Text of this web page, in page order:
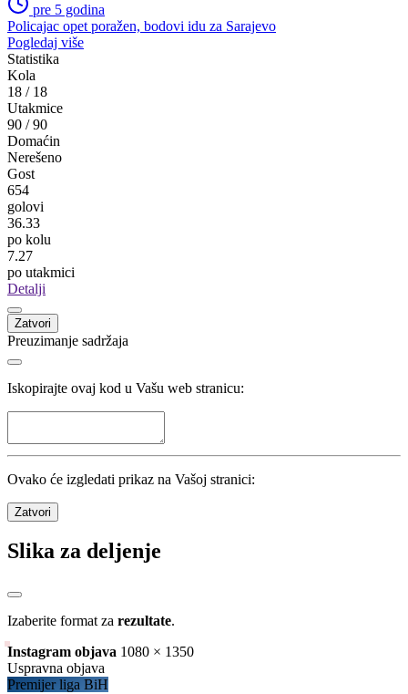
pre 5 godina
Policajac opet poražen, bodovi idu za Sarajevo
Pogledaj više
Statistika
Kola
18 / 18
Utakmice
90 /90
Domaćin
Nerešeno
Gost
654
golovi
36.33
po kolu
7.27
po utakmici
Detalji
Zatvori
Preuzimanje sadržaja
Iskopirajte ovaj kod u Vašu web stranicu:
Ovako će izgledati prikaz na Vašoj stranici:
Zatvori
Slika za deljenje
Izaberite format za rezultate.
Instagram objava 1080 × 1350
Uspravna objava
Premijer liga BiH